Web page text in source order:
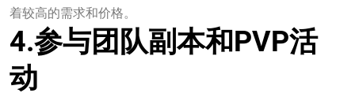
着较高的需求和价格。
4.参与团队副本和PVP活
动